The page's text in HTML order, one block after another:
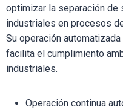
optimizar la separación
industriales en procesos
Su operación
facilita el cumplimiento
industriales.
Operación continua